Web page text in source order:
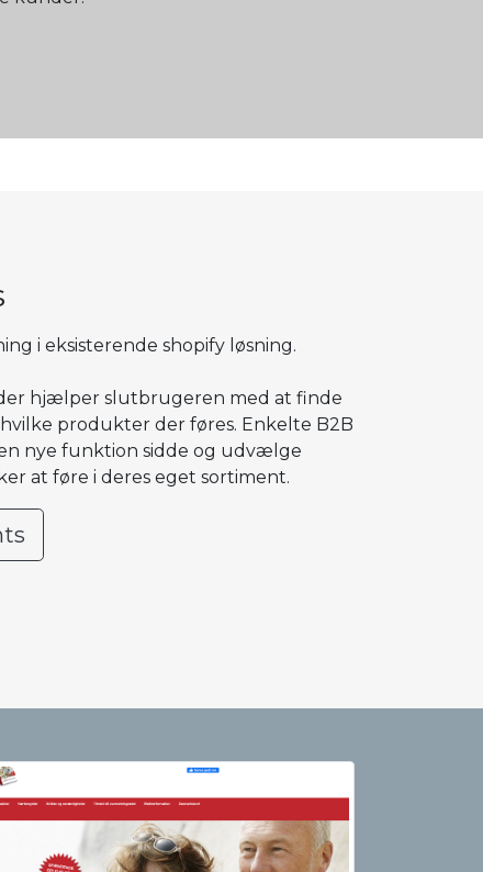
i eksisterende shopify løsning.
hjælper slutbrugeren med at finde
produkter der føres. Enkelte B2B
nye funktion sidde og udvælge
at føre i deres eget sortiment.